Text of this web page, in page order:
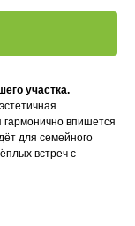
участка.
гармонично впишется
для семейного
встреч с